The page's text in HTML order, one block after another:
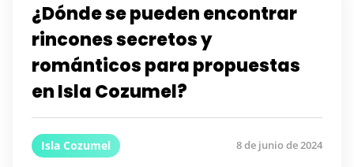
¿Dónde se pueden encontrar
rincones secretos y
románticos para propuestas
en Isla Cozumel?
Isla Cozumel 8 de junio de 2024